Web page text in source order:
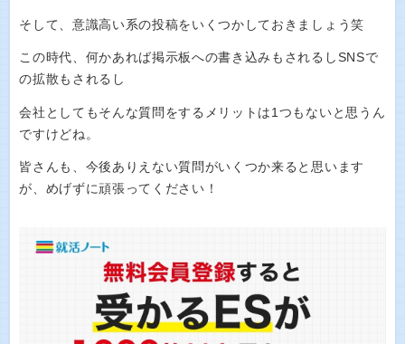
そして、意識高い系の投稿をいくつかしておきましょう笑
この時代、何かあれば掲示板への書き込みもされるしSNSで
の拡散もされるし
会社としてもそんな質問をするメリットは1つもないと思うん
ですけどね。
皆さんも、今後ありえない質問がいくつか来ると思います
が、めげずに頑張ってください！